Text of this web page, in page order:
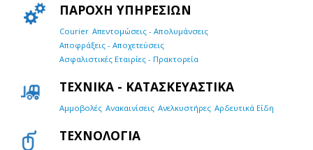
ΠΑΡΟΧΗ ΥΠΗΡΕΣΙΩΝ
Courier Απεντομώσεις - Απολυμάνσεις
Αποφράξεις - Αποχετεύσεις
Ασφαλιστικές Εταιρίες - Πρακτορεία
ΤΕΧΝΙΚΑ - ΚΑΤΑΣΚΕΥΑΣΤΙΚΑ
Αμμοβολές Ανακαινίσεις Ανελκυστήρες Αρδευτικά Είδη
ΤΕΧΝΟΛΟΓΙΑ